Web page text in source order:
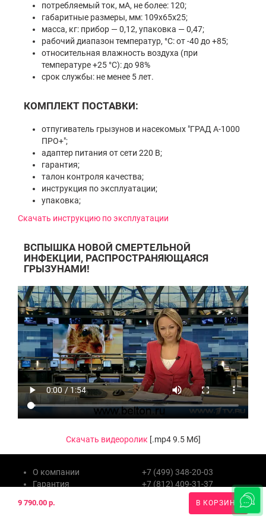
9 790.00 р. В КОРЗИНУ
потребляемый ток, мА, не более: 120;
габаритные размеры, мм: 109х65х25;
масса, кг: прибор — 0,12, упаковка — 0,47;
рабочий диапазон температур, °С: от -40 до +85;
относительная влажность воздуха (при
температуре +25 °С): до 98%
срок службы: не менее 5 лет.
КОМПЛЕКТ ПОСТАВКИ:
отпугиватель грызунов и насекомых "ГРАД А-1000
ПРО+";
адаптер питания от сети 220 В;
гарантия;
талон контроля качества;
инструкция по эксплуатации;
упаковка;
Скачать инструкцию по эксплуатации
ВСПЫШКА НОВОЙ СМЕРТЕЛЬНОЙ
ИНФЕКЦИИ, РАСПРОСТРАНЯЮЩАЯСЯ
ГРЫЗУНАМИ!
Скачать видеоролик [.mp4 9.5 Мб]
О компании
Гарантия
Оплата
+7 (499) 348-20-03
+7 (812) 409-31-37
Бесплатная линия для